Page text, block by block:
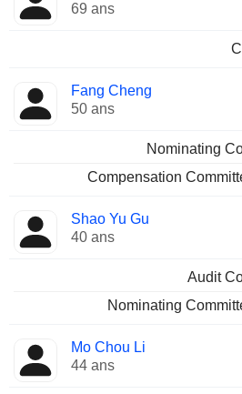
69 ans
Fang Cheng
50 ans
Nominating
Compensation
Shao Yu Gu
40 ans
Audit
Nominating
Mo Chou Li
44 ans